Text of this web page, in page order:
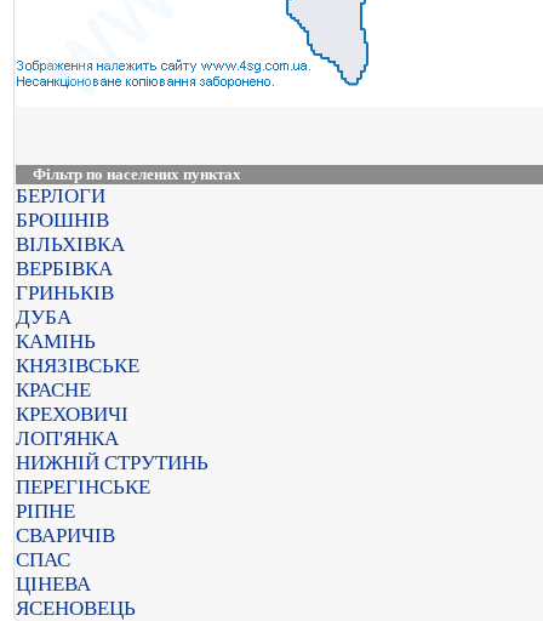
Фільтр по населених пунктах
БЕРЛОГИ
БРОШНІВ
ВІЛЬХІВКА
ВЕРБІВКА
ГРИНЬКІВ
ДУБА
КАМІНЬ
КНЯЗІВСЬКЕ
КРАСНЕ
КРЕХОВИЧІ
ЛОП'ЯНКА
НИЖНІЙ СТРУТИНЬ
ПЕРЕГІНСЬКЕ
РІПНЕ
СВАРИЧІВ
СПАС
ЦІНЕВА
ЯСЕНОВЕЦЬ